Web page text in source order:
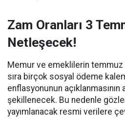
Zam Oranları 3
Netleşecek!
Memur ve emeklilerin temmuz
sıra birçok sosyal ödeme
enflasyonunun açıklanmasının
şekillenecek. Bu nedenle
yayımlanacak resmi verilere